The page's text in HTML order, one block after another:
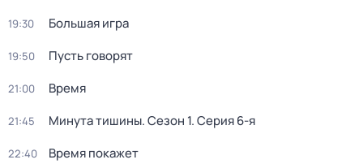
19:30 Большая игра
19:50 Пусть говорят
21:00 Время
21:45 Минута тишины. Сезон 1. Серия 6-я
22:40 Время покажет